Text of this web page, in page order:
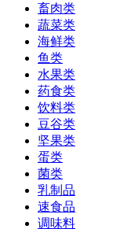
畜肉类
蔬菜类
海鲜类
鱼类
水果类
药食类
饮料类
豆谷类
坚果类
蛋类
菌类
乳制品
速食品
调味料